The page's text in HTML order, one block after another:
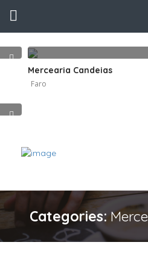
Categories:
Mercearia Candeias
Faro